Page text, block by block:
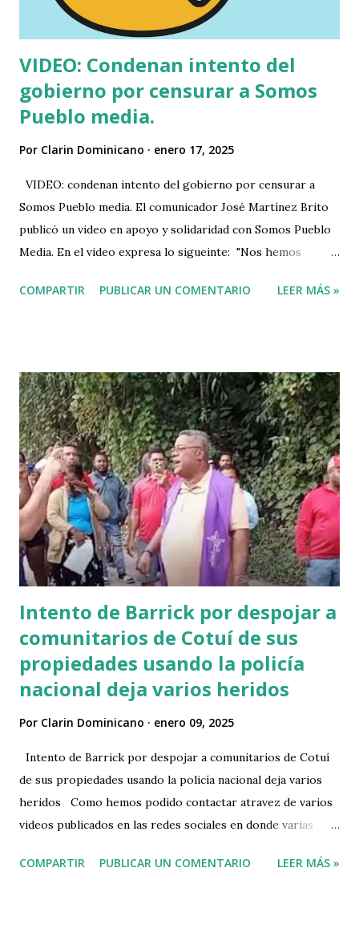
VIDEO: Condenan intento del
gobierno por censurar a Somos
Pueblo media.
Por Clarin Dominicano enero 17, 2025
VIDEO: condenan intento del gobierno por censurar a
Somos Pueblo media. El comunicador José Martínez Brito
publicó un video en apoyo y solidaridad con Somos Pueblo
Media. En el video expresa lo sigueinte: "Nos hemos
plataforma Somos Pueblo Media; que es una de las
valor para la sociedad dominicana". "Condenamos
drásticamente ese intento de acallar la libertad de
expresión y por ende brindamos todo nuestro apoyo a la
plataforma Somos Pueblo, ellos tienen una plataforma
alterna que es Somos Pueblo RD 2 y desde ahí podrán
seguir todo su contenido mientras logra recuperar su
cuenta". "epito condenamos la libre expresión y la voluntad
popular, Somos Pueblo es necesario en esta sociedad, es
necesario para los contrapesos, es necesario para que...
COMPARTIR PUBLICAR UN COMENTARIO LEER MÁS »
Intento de Barrick por despojar a
comunitarios de Cotuí de sus
propiedades usando la policía
nacional deja varios heridos
Por Clarin Dominicano enero 09, 2025
Intento de Barrick por despojar a comunitarios de Cotuí
de sus propiedades usando la policía nacional deja varios
heridos Como hemos podido contactar atravez de varios
videos publicados en las redes sociales en donde varias
altos calibles, entre ellos el padre Johnny durán de la
COMPARTIR PUBLICAR UN COMENTARIO LEER MÁS »